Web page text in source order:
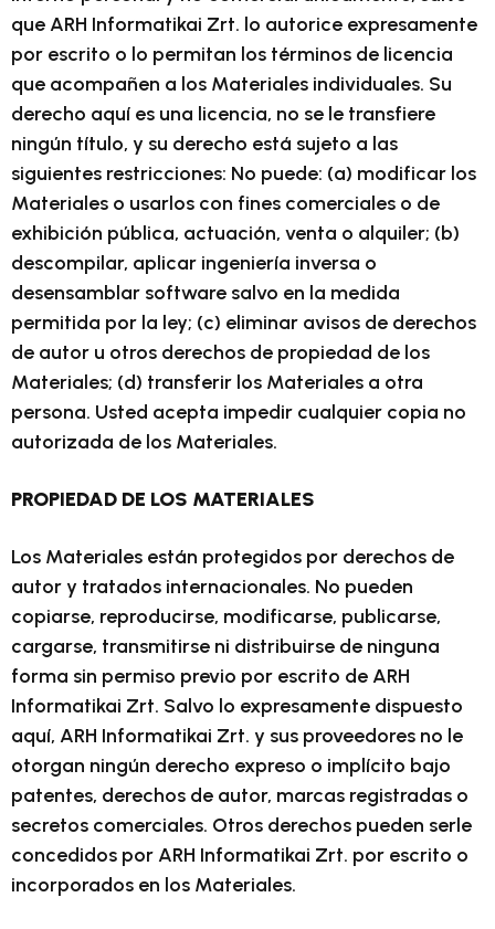
que ARH Informatikai Zrt. lo autorice expresamente
por escrito o lo permitan los términos de licencia
que acompañen a los Materiales individuales. Su
derecho aquí es una licencia, no se le transfiere
ningún título, y su derecho está sujeto a las
siguientes restricciones: No puede: (a) modificar los
Materiales o usarlos con fines comerciales o de
exhibición pública, actuación, venta o alquiler; (b)
descompilar, aplicar ingeniería inversa o
desensamblar software salvo en la medida
permitida por la ley; (c) eliminar avisos de derechos
de autor u otros derechos de propiedad de los
Materiales; (d) transferir los Materiales a otra
persona. Usted acepta impedir cualquier copia no
autorizada de los Materiales.
PROPIEDAD DE LOS MATERIALES
Los Materiales están protegidos por derechos de
autor y tratados internacionales. No pueden
copiarse, reproducirse, modificarse, publicarse,
cargarse, transmitirse ni distribuirse de ninguna
forma sin permiso previo por escrito de ARH
Informatikai Zrt. Salvo lo expresamente dispuesto
aquí, ARH Informatikai Zrt. y sus proveedores no le
otorgan ningún derecho expreso o implícito bajo
patentes, derechos de autor, marcas registradas o
secretos comerciales. Otros derechos pueden serle
concedidos por ARH Informatikai Zrt. por escrito o
incorporados en los Materiales.